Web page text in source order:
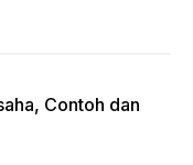
Contoh dan